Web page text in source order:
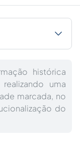
histórica
uma
marcada, no
do